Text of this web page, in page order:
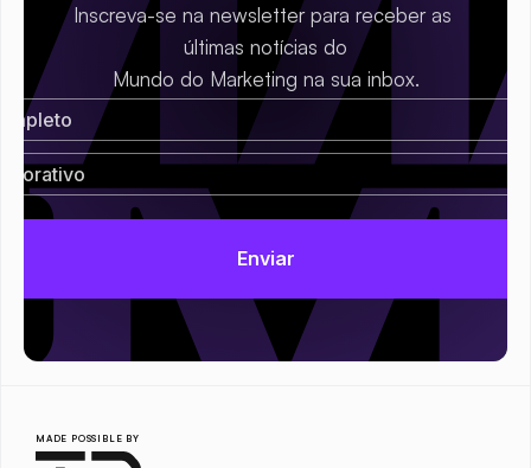
Inscreva-se na newsletter para receber as
últimas notícias do
Mundo do Marketing na sua inbox.
MADE POSSIBLE BY